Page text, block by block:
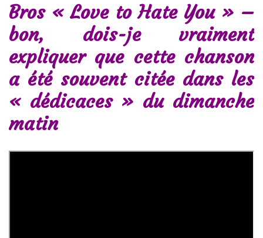
Bros « Love to Hate You » –
bon, dois-je vraiment
expliquer que cette chanson
a été souvent citée dans les
« dédicaces » du dimanche
matin